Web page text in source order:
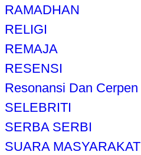
RAMADHAN
RELIGI
REMAJA
RESENSI
Resonansi Dan Cerpen
SELEBRITI
SERBA SERBI
SUARA MASYARAKAT